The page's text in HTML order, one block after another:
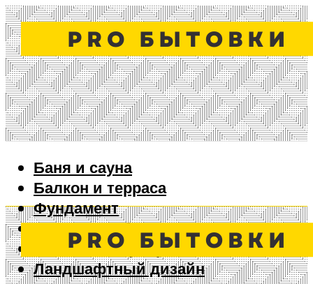
Баня и сауна
Балкон и терраса
Фундамент
Ворота и забор
Дизайн интерьера
Ландшафтный дизайн